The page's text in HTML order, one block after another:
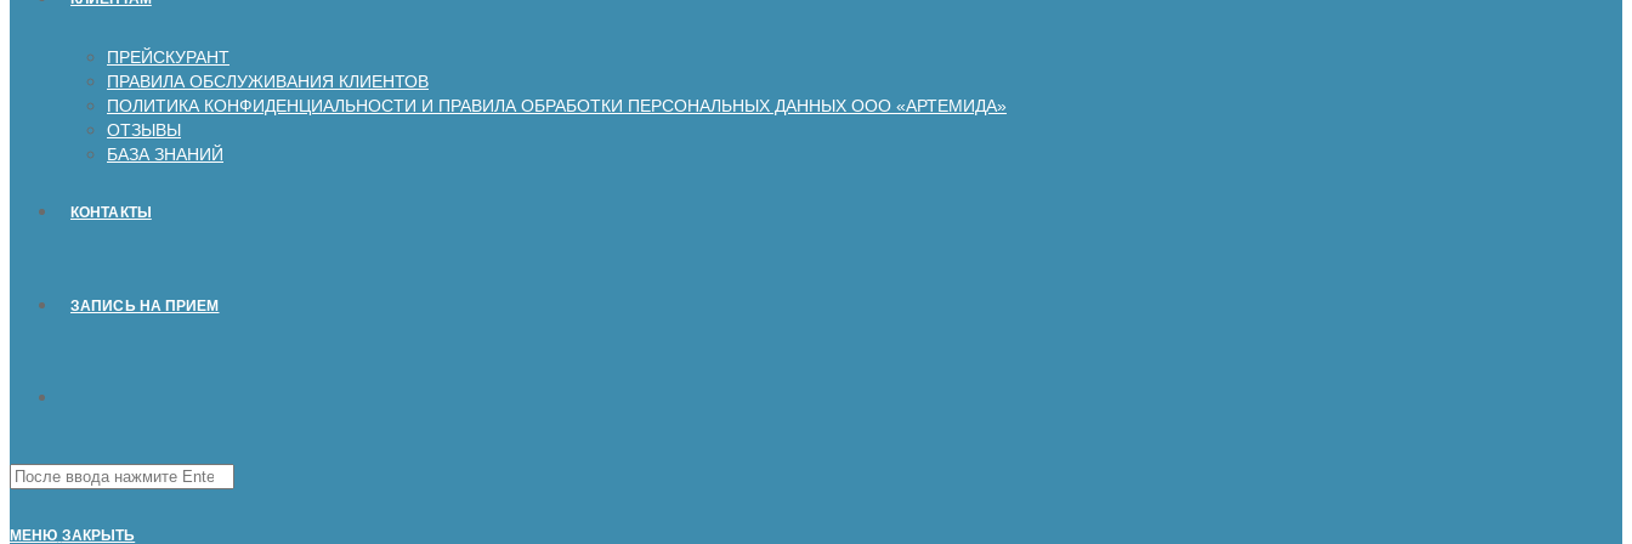
ПРЕЙСКУРАНТ
ПРАВИЛА ОБСЛУЖИВАНИЯ КЛИЕНТОВ
ПОЛИТИКА КОНФИДЕНЦИАЛЬНОСТИ И ПРАВИЛА ОБРАБОТКИ ПЕРСОНАЛЬНЫХ ДАННЫХ ООО «АРТЕМИДА»
ОТЗЫВЫ
БАЗА ЗНАНИЙ
КОНТАКТЫ
ЗАПИСЬ НА ПРИЕМ
Поиск
МЕНЮ ЗАКРЫТЬ